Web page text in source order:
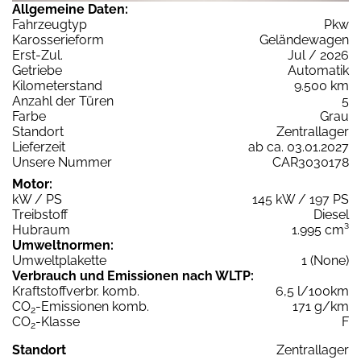
Allgemeine Daten:
Fahrzeugtyp
Pkw
Karosserieform
Geländewagen
Erst-Zul.
Jul / 2026
Getriebe
Automatik
Kilometerstand
9.500 km
Anzahl der Türen
5
Farbe
Grau
Standort
Zentrallager
Lieferzeit
ab ca. 03.01.2027
Unsere Nummer
CAR3030178
Motor:
kW / PS
145 kW / 197 PS
Treibstoff
Diesel
Hubraum
1.995 cm³
Umweltnormen:
Umweltplakette
1 (None)
Verbrauch und Emissionen nach WLTP:
Kraftstoffverbr. komb.
6,5 l/100km
CO2-Emissionen komb.
171 g/km
CO2-Klasse
F
Standort
Zentrallager